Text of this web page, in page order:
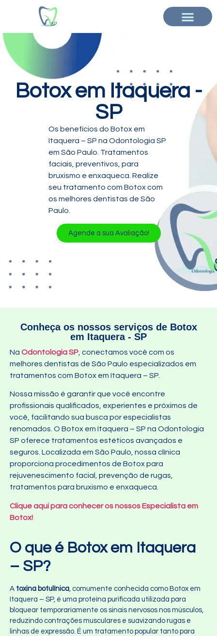
Botox em Itaquera -
SP
Os benefícios do Botox em
Itaquera – SP na Odontologia SP
em São Paulo. Tratamentos
faciais, preventivos, para
bruxismo e enxaqueca. Realize
seu tratamento com Botox com
os melhores dentistas de São
Paulo.
Agende a sua Avaliação!
Conheça os nossos serviços de Botox
em Itaquera - SP
Na Odontologia SP , conectamos você com os
melhores dentistas de São Paulo especializados em
tratamentos com Botox em Itaquera – SP.
Nossa missão é garantir que você encontre
profissionais qualificados, experientes e próximos de
você, facilitando sua busca por especialistas
renomados. O Botox em Itaquera – SP na Odontologia
SP oferece tratamentos estéticos avançados e
seguros. Localizada em São Paulo, nossa clínica
proporciona procedimentos de Botox para
rejuvenescimento facial, prevenção de rugas,
tratamentos para bruxismo e enxaqueca.
Clique aqui para conhecer os nossos Especialista em
Botox!
O que é Botox em Itaquera
– SP?
A toxina botulínica, comumente conhecida como Botox em
Itaquera – SP, é uma proteína purificada utilizada para
bloquear temporariamente os sinais nervosos nos músculos,
reduzindo contrações musculares e suavizando rugas e
linhas de expressão. É um tratamento popular tanto para